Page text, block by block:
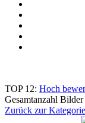
TOP 12: Hoch
Gesamtanzahl
Zurück zur